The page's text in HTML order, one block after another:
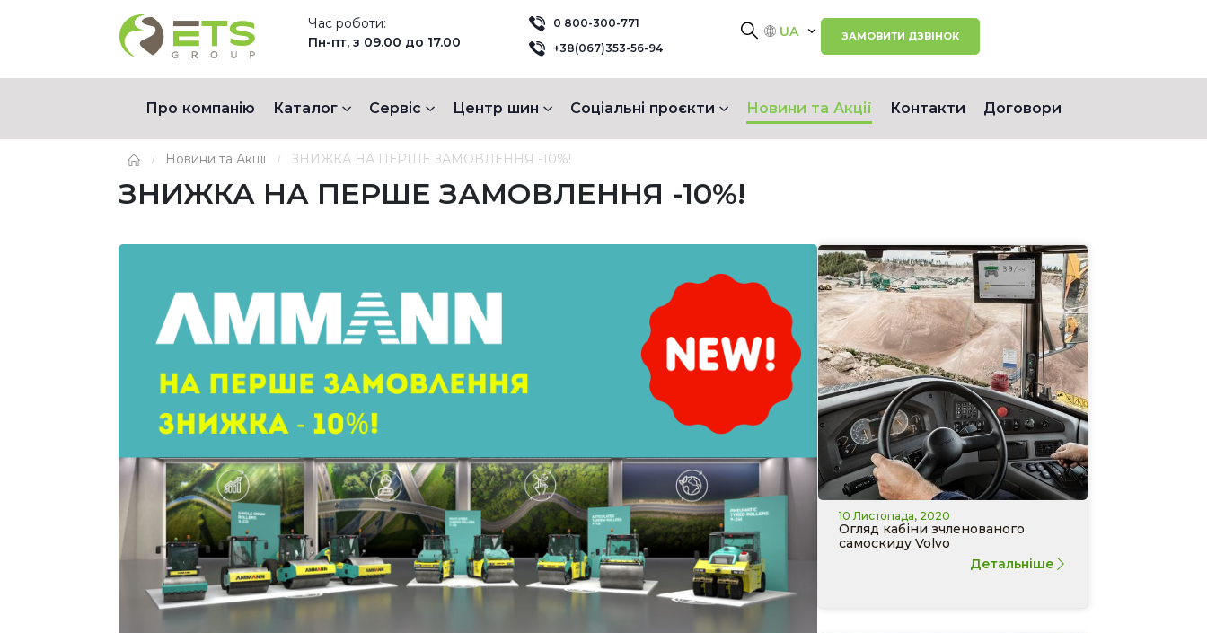
Час роботи:
Пн-пт, з 09.00 до 17.00
0 800-300-771
+38(067)353-56-94
UA ЗАМОВИТИ ДЗВІНОК
Про компанію Каталог Сервіс Центр шин Соціальні проєкти Новини та Акції Контакти Договори
Новини та Акції ЗНИЖКА НА ПЕРШЕ ЗАМОВЛЕННЯ -10%!
ЗНИЖКА НА ПЕРШЕ ЗАМОВЛЕННЯ -10%!
10 Листопада, 2020
Огляд кабіни зчленованого
самоскиду Volvo
Детальніше